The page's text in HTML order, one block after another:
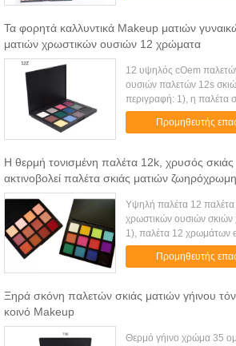
Τα φορητά καλλυντικά Makeup ματιών
ματιών χρωστικών ουσιών 12 χρώματα
12 υψηλός cOem
ουσιών παλετών 12s
περιγραφή: 1), η παλέτα
αισθάνεται ελαφριά και
εύκολα το σαφές και
Προμηθευτής
Η θερμή τονισμένη παλέτα 12k, χρυσός
ακτινοβολεί παλέτα σκιάς ματιών ζωηρόχρωμη
Υψηλή παλέτα 12 παλέτα
χρωστικών ουσιών
1), παλέτα 12 χρωμάτων
διαρκείας, εύκολος να
φυσική, ναΠρομηθευτής
Ξηρά σκόνη παλετών σκιάς ματιών γήινου
κοινό Makeup
Θερμό γήινο χρώμα 35